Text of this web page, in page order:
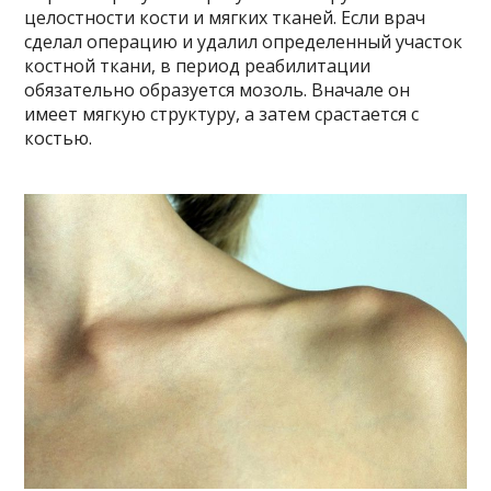
целостности кости и мягких тканей. Если врач
сделал операцию и удалил определенный участок
костной ткани, в период реабилитации
обязательно образуется мозоль. Вначале он
имеет мягкую структуру, а затем срастается с
костью.